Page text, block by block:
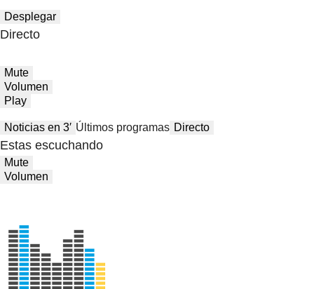
Desplegar
Directo
Mute
Volumen
Play
Noticias en 3′ Últimos programas Directo
Estas escuchando
Mute
Volumen